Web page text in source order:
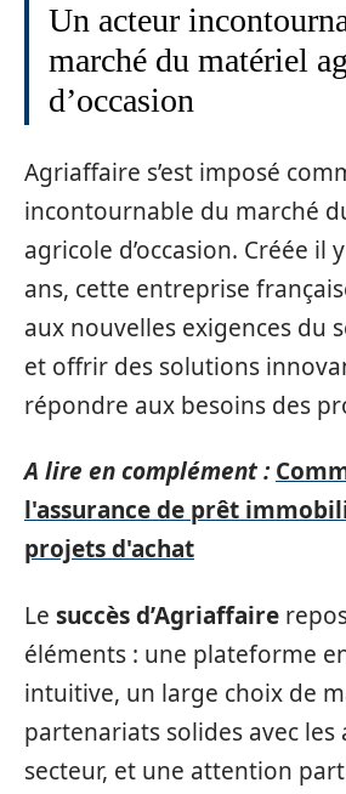
Un acteur
marché du matériel
d’occasion
Agriaffaire s’est imposé
incontournable du marché
agricole d’occasion. Créée il
ans, cette entreprise
aux nouvelles exigences du
et offrir des solutions
répondre aux besoins des
A lire en complément :
l'assurance de prêt
projets d'achat
Le succès d’Agriaffaire
éléments : une plateforme
intuitive, un large choix de
partenariats solides avec les
secteur, et une attention